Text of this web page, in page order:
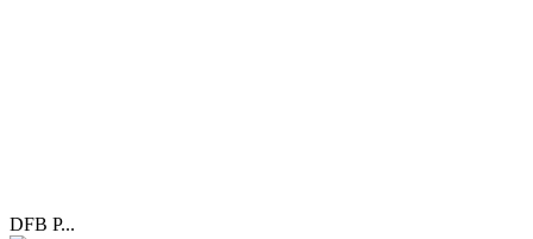
DFB P...